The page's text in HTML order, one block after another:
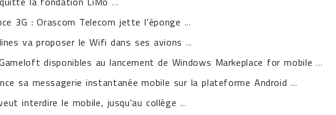
3G : Orascom Telecom jette l'éponge ...
va proposer le Wifi dans ses avions ...
disponibles au lancement de Windows Markeplace for mobile ...
sa messagerie instantanée mobile sur la plateforme Android ...
interdire le mobile, jusqu'au collège ...